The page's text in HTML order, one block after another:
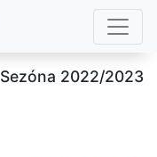
Sezóna 2022/2023